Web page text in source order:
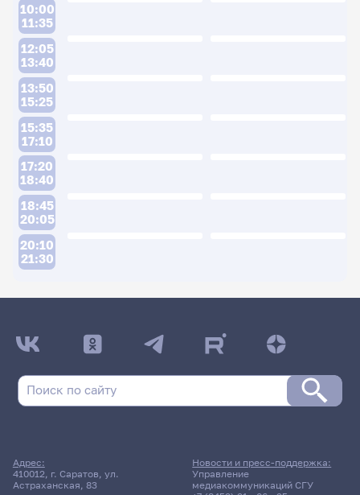
10:00
11:35
12:05
13:40
13:50
15:25
15:35
17:10
17:20
18:40
18:45
20:05
20:10
21:30
ДАТА ПОСЛЕДНЕГО ОБНОВЛЕНИЯ:
17.06.2026
Сергеевич
Консультация
Дисциплина по выбору № 1
Адрес:
410012, г. Саратов, ул.
Астраханская, 83
Новости и пресс-поддержка:
Управление
медиакоммуникаций СГУ